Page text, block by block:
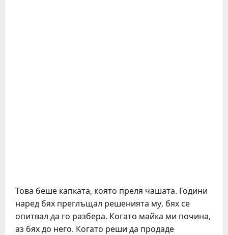
Това беше капката, която преля чашата. Години
наред бях преглъщал решенията му, бях се
опитвал да го разбера. Когато майка ми почина,
аз бях до него. Когато реши да продаде